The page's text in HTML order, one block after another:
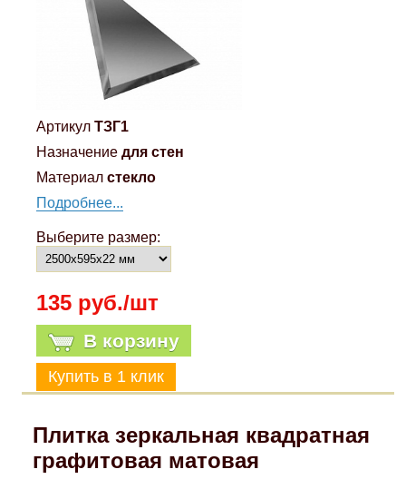
Артикул ТЗГ1
Назначение для стен
Материал стекло
Подробнее...
Выберите размер:
135 руб./шт
В корзину
Плитка зеркальная квадратная
графитовая матовая